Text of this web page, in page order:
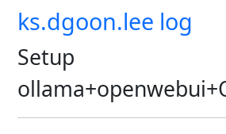
ks.dgoon.lee log
Setup